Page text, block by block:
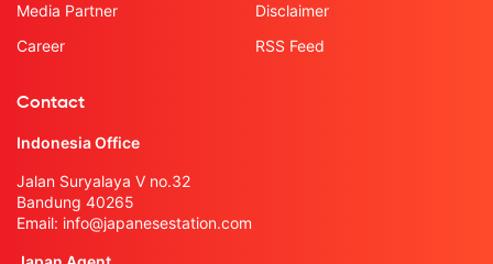
Media Partner
Career
Disclaimer
RSS Feed
Contact
Indonesia Office
Jalan Suryalaya V no.32
Bandung 40265
Email: info@japanesestation.com